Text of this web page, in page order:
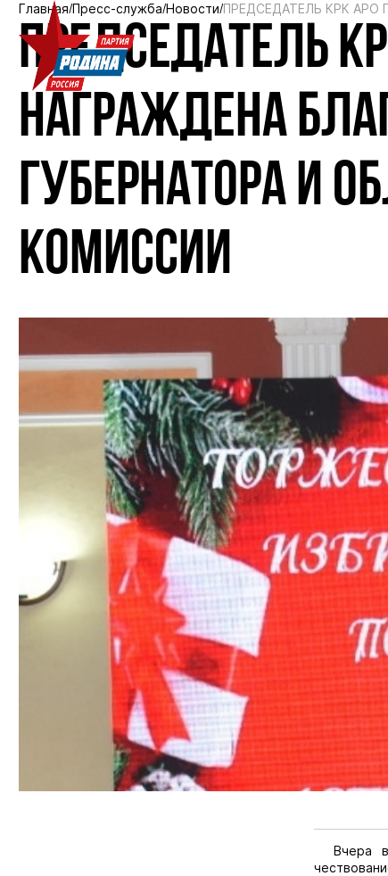
Главная Пресс-служба Новости ПРЕДСЕДАТЕЛЬ КРК
ПРЕДСЕДАТЕЛЬ
НАГРАЖДЕНА
ГУБЕРНАТОРА И
КОМИССИИ
Вчера в